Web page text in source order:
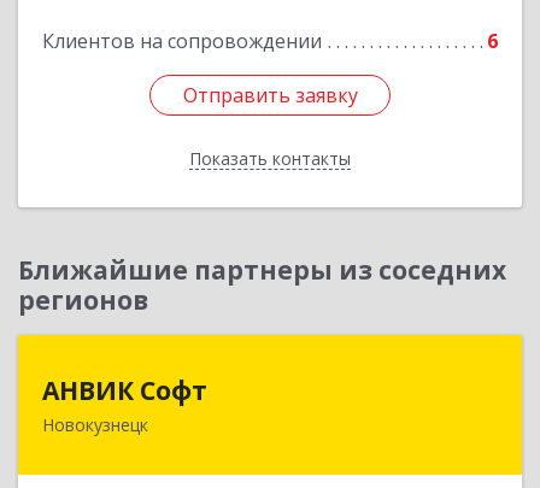
Клиентов на сопровождении 6
Отправить заявку
Показать контакты
Отправить заявку
Назад
Ближайшие партнеры из соседних
регионов
АНВИК Софт
Новокузнецк654079, Кемеровская область - Кузбасс,